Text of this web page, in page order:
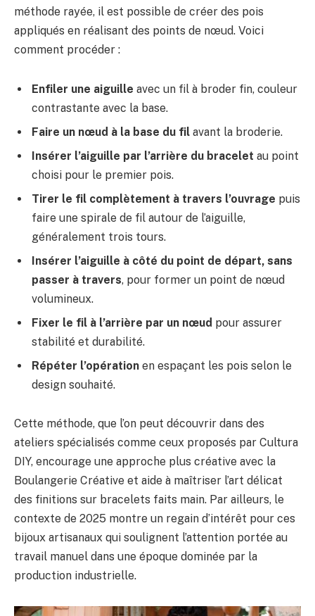
méthode rayée, il est possible de créer des pois
appliqués en réalisant des points de nœud. Voici
comment procéder :
Enfiler une aiguille avec un fil à broder fin, couleur
contrastante avec la base.
Faire un nœud à la base du fil avant la broderie.
Insérer l’aiguille par l’arrière du bracelet au point
choisi pour le premier pois.
Tirer le fil complètement à travers l’ouvrage puis
faire une spirale de fil autour de l’aiguille,
généralement trois tours.
Insérer l’aiguille à côté du point de départ, sans
passer à travers, pour former un point de nœud
volumineux.
Fixer le fil à l’arrière par un nœud pour assurer
stabilité et durabilité.
Répéter l’opération en espaçant les pois selon le
design souhaité.
Cette méthode, que l’on peut découvrir dans des
ateliers spécialisés comme ceux proposés par Cultura
DIY, encourage une approche plus créative avec la
Boulangerie Créative et aide à maîtriser l’art délicat
des finitions sur bracelets faits main. Par ailleurs, le
contexte de 2025 montre un regain d’intérêt pour ces
bijoux artisanaux qui soulignent l’attention portée au
travail manuel dans une époque dominée par la
production industrielle.